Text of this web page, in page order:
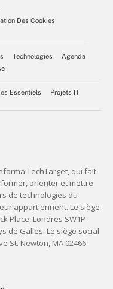
Des Cookies
Technologies
Agenda
Essentiels Projets IT